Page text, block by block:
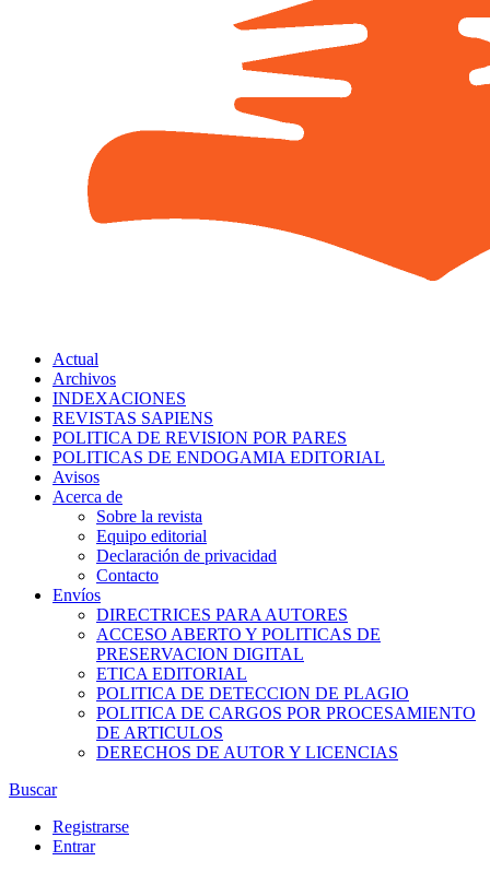
Actual
Archivos
INDEXACIONES
REVISTAS SAPIENS
POLITICA DE REVISION POR PARES
POLITICAS DE ENDOGAMIA EDITORIAL
Avisos
Acerca de
Sobre la revista
Equipo editorial
Declaración de privacidad
Contacto
Envíos
DIRECTRICES PARA AUTORES
ACCESO ABERTO Y POLITICAS DE
PRESERVACION DIGITAL
ETICA EDITORIAL
POLITICA DE DETECCION DE PLAGIO
POLITICA DE CARGOS POR PROCESAMIENTO
DE ARTICULOS
DERECHOS DE AUTOR Y LICENCIAS
Buscar
Registrarse
Entrar